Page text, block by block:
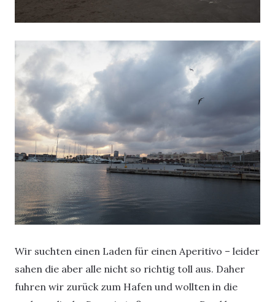
Wir suchten einen Laden für einen Aperitivo – leider
sahen die aber alle nicht so richtig toll aus. Daher
fuhren wir zurück zum Hafen und wollten in die